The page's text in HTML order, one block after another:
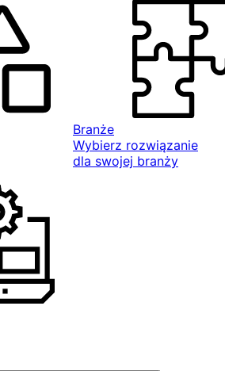
Branże
Wybierz rozwiązanie
dla swojej branży